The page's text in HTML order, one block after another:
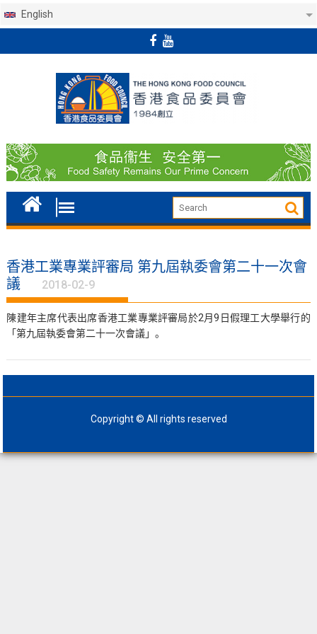
English
香港工業專業評審局 第九屆執委會第二十一次會
議
2018-02-9
陳建年主席代表出席香港工業專業評審局於2月9日假理工大學舉行的
「第九屆執委會第二十一次會議」。
Copyright © All rights reserved